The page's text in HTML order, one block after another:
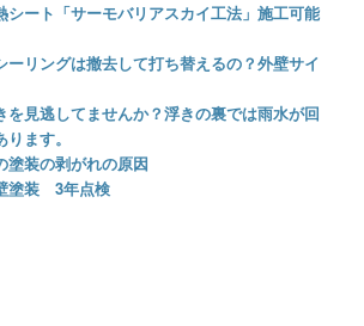
シート「サーモバリアスカイ工法」施工可能
ーリングは撤去して打ち替えるの？外壁サイ
を見逃してませんか？浮きの裏では雨水が回
ます。
塗装の剥がれの原因
塗装 3年点検